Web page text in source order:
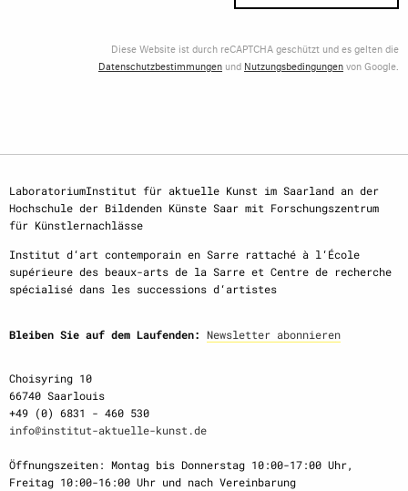
Diese Website ist durch reCAPTCHA geschützt und es gelten die
Datenschutzbestimmungen und Nutzungsbedingungenvon Google.
LaboratoriumInstitut für aktuelle Kunst im Saarland an der
Hochschule der Bildenden Künste Saar mit Forschungszentrum
für Künstlernachlässe
Institut d‘art contemporain en Sarre rattaché à l‘École
supérieure des beaux-arts de la Sarre et Centre de recherche
spécialisé dans les successions d‘artistes
Bleiben Sie auf dem Laufenden: Newsletter abonnieren
Choisyring 10
66740 Saarlouis
+49 (0) 6831 - 460 530
info@institut-aktuelle-kunst.de
Öffnungszeiten: Montag bis Donnerstag 10:00-17:00 Uhr,
Freitag 10:00-16:00 Uhr und nach Vereinbarung